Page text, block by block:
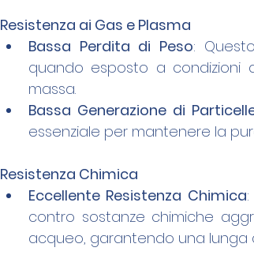
Resistenza ai Gas e Plasma
Bassa Perdita di Peso:
quando esposto a condizioni
massa.
Bassa Generazione di
essenziale per mantenere la
Resistenza Chimica
Eccellente Resistenza Chimica
contro sostanze chimiche
acqueo, garantendo una lunga